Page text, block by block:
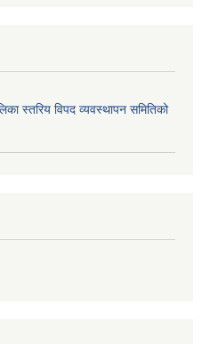
स्तरिय विपद व्यवस्थापन समितिको